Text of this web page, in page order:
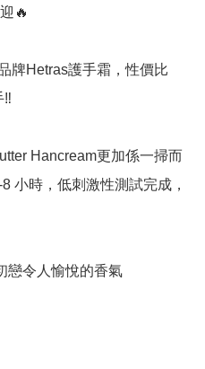
🔥
牌Hetras護手霜，性價比
‼️
Hancream更加係一掃而
小時，低刺激性測試完成，
戀令人愉悅的香氣